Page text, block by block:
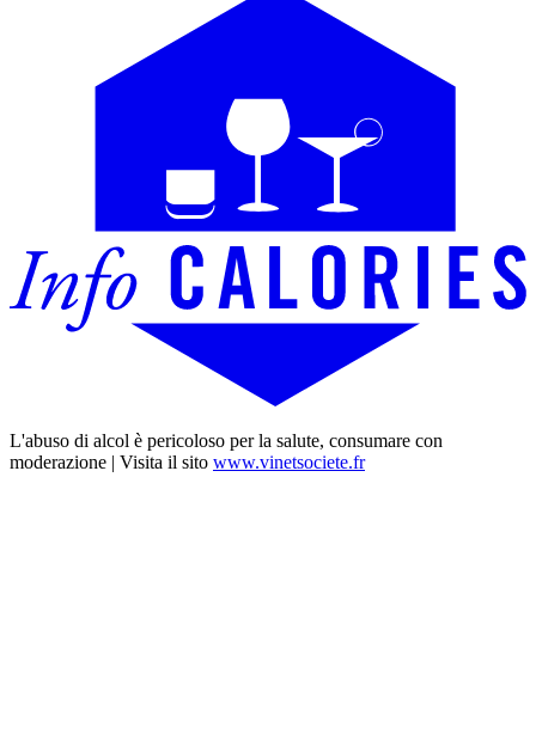
L'abuso di alcol è pericoloso per la salute, consumare con
moderazione | Visita il sito www.vinetsociete.fr